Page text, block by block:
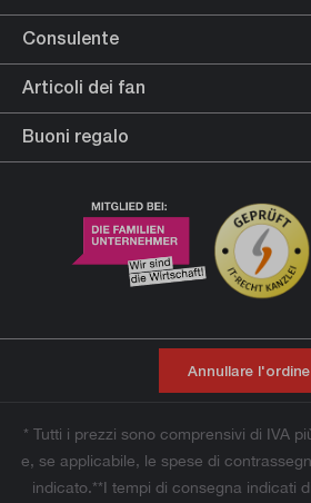
Consulente
Articoli dei fan
Buoni regalo
Annullare l'ordine
* Tutti i prezzi sono comprensivi di IVA
e, se applicabile, le spese di
indicato.**I tempi di consegna indicati